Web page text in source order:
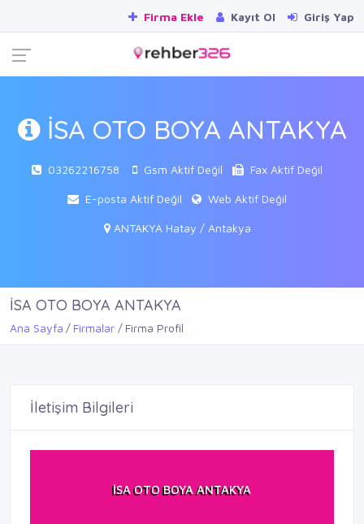
Firma Ekle Kayıt Ol Giriş Yap
İSA OTO BOYA ANTAKYA
03262216758 Gsm Aktif Değil Fax Aktif Değil
E-posta Aktif Değil Web Aktif Değil
ANTAKYA Hatay / Antakya
İSA OTO BOYA ANTAKYA
Ana Sayfa Firmalar Firma Profil
İletişim Bilgileri
İSA OTO BOYA ANTAKYA